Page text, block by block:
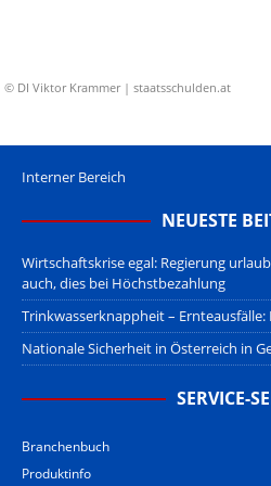
© DI Viktor Krammer | staatsschulden.at
Interner Bereich
NEUESTE
Wirtschaftskrise egal: Regierung
auch, dies bei Höchstbezahlung
Trinkwasserknappheit – Ernteausfälle:
Nationale Sicherheit in Österreich in
SERVICE-
Branchenbuch
Produktinfo